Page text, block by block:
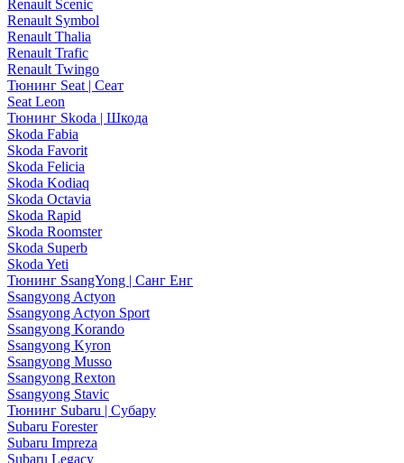
Renault Scenic
Renault Symbol
Renault Thalia
Renault Trafic
Renault Twingo
Тюнинг Seat | Сеат
Seat Leon
Тюнинг Skoda | Шкода
Skoda Fabia
Skoda Favorit
Skoda Felicia
Skoda Kodiaq
Skoda Octavia
Skoda Rapid
Skoda Roomster
Skoda Superb
Skoda Yeti
Тюнинг SsangYong | Санг Енг
Ssangyong Actyon
Ssangyong Actyon Sport
Ssangyong Korando
Ssangyong Kyron
Ssangyong Musso
Ssangyong Rexton
Ssangyong Stavic
Тюнинг Subaru | Субару
Subaru Forester
Subaru Impreza
Subaru Legacy